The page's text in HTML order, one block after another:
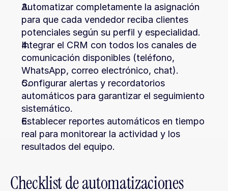
Automatizar completamente la asignación
para que cada vendedor reciba clientes
potenciales según su perfil y especialidad.
Integrar el CRM con todos los canales de
comunicación disponibles (teléfono,
WhatsApp, correo electrónico, chat).
Configurar alertas y recordatorios
automáticos para garantizar el seguimiento
sistemático.
Establecer reportes automáticos en tiempo
real para monitorear la actividad y los
resultados del equipo.
Checklist de automatizaciones